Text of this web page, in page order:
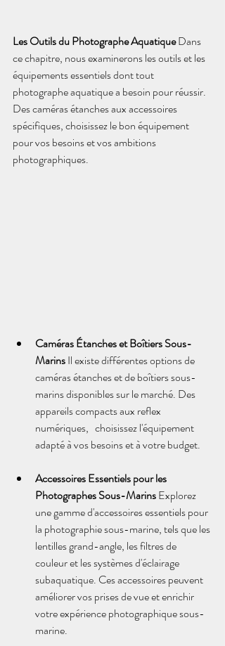
Les Outils du Photographe Aquatique Dans
ce chapitre, nous examinerons les outils et les
équipements essentiels dont tout
photographe aquatique a besoin pour réussir.
Des caméras étanches aux accessoires
spécifiques, choisissez le bon équipement
pour vos besoins et vos ambitions
photographiques.
Caméras Étanches et Boîtiers Sous-
Marins Il existe différentes options de
caméras étanches et de boîtiers sous-
marins disponibles sur le marché. Des
appareils compacts aux reflex
numériques,   choisissez l'équipement
adapté à vos besoins et à votre budget.
Accessoires Essentiels pour les
Photographes Sous-Marins Explorez
une gamme d'accessoires essentiels pour
la photographie sous-marine, tels que les
lentilles grand-angle, les filtres de
couleur et les systèmes d'éclairage
subaquatique. Ces accessoires peuvent
améliorer vos prises de vue et enrichir
votre expérience photographique sous-
marine.